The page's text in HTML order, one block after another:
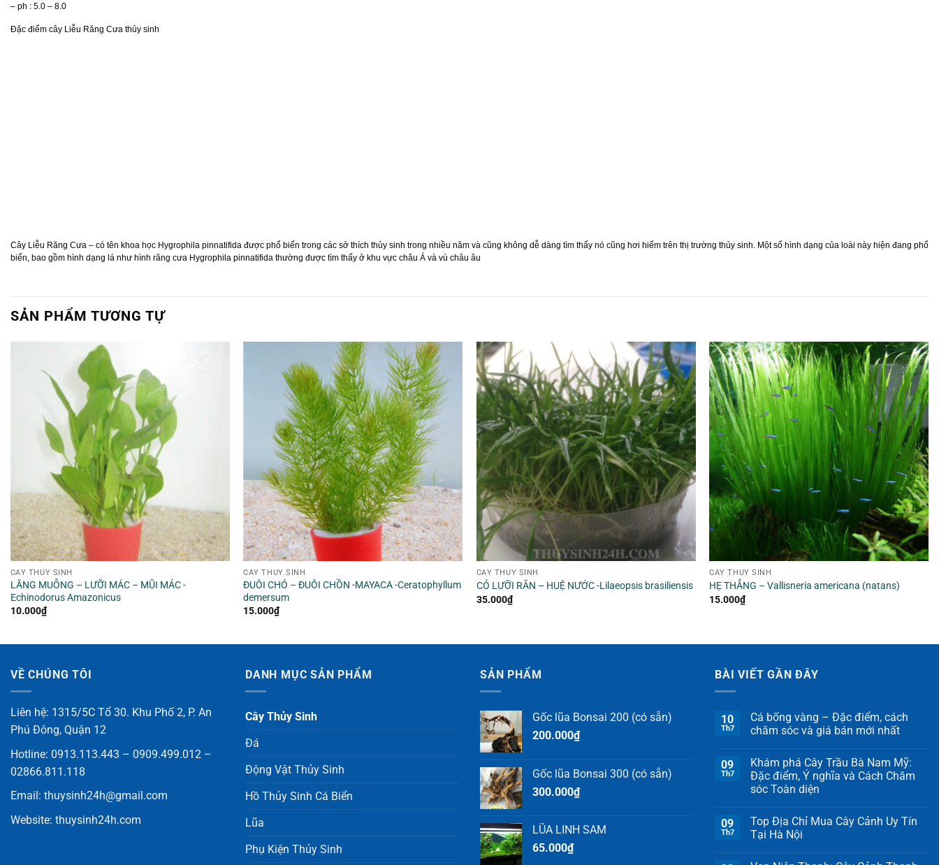
– ph : 5.0 – 8.0
Đặc điểm cây Liễu Răng Cưa thủy sinh
Cây Liễu Răng Cưa – có tên khoa học Hygrophila pinnatifida được phổ biến trong các sở thích thủy sinh trong nhiều năm và cũng không dễ dàng tìm thấy nó cũng hơi hiếm trên thị trường thủy sinh. Một số hình dạng của loài này hiện đang phổ
biến, bao gồm hình dạng lá như hình răng cưa Hygrophila pinnatifida thường được tìm thấy ở khu vực châu Á và vù châu âu
SẢN PHẨM TƯƠNG TỰ
CÂY THỦY SINH
LĂNG MUỖNG – LƯỠI MÁC – MŨI MÁC -
Echinodorus Amazonicus
10.000₫
CÂY THỦY SINH
ĐUÔI CHÓ – ĐUÔI CHỒN -MAYACA -Ceratophyllum
demersum
15.000₫
CÂY THỦY SINH
CỎ LƯỠI RẮN – HUỆ NƯỚC -Lilaeopsis brasiliensis
35.000₫
CÂY THỦY SINH
HẸ THẲNG – Vallisneria americana (natans)
15.000₫
VỀ CHÚNG TÔI
Liên hệ: 1315/5C Tổ 30. Khu Phố 2, P. An
Phú Đông, Quận 12
Hotline: 0913.113.443 – 0909.499.012 –
02866.811.118
Email: thuysinh24h@gmail.com
Website: thuysinh24h.com
DANH MỤC SẢN PHẨM
Cây Thủy Sinh
Đá
Động Vật Thủy Sinh
Hồ Thủy Sinh Cá Biển
Lũa
Phụ Kiện Thủy Sinh
SẢN PHẨM
Gốc lũa Bonsai 200 (có sẵn)
200.000₫
Gốc lũa Bonsai 300 (có sẵn)
300.000₫
LŨA LINH SAM
65.000₫
BÀI VIẾT GẦN ĐÂY
10
Th7
Cá bống vàng – Đặc điểm, cách
chăm sóc và giá bán mới nhất
09
Th7
Khám phá Cây Trầu Bà Nam Mỹ:
Đặc điểm, Ý nghĩa và Cách Chăm
sóc Toàn diện
09
Th7
Top Địa Chỉ Mua Cây Cảnh Uy Tín
Tại Hà Nội